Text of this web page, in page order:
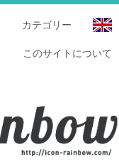
カテゴリー
このサイトについて